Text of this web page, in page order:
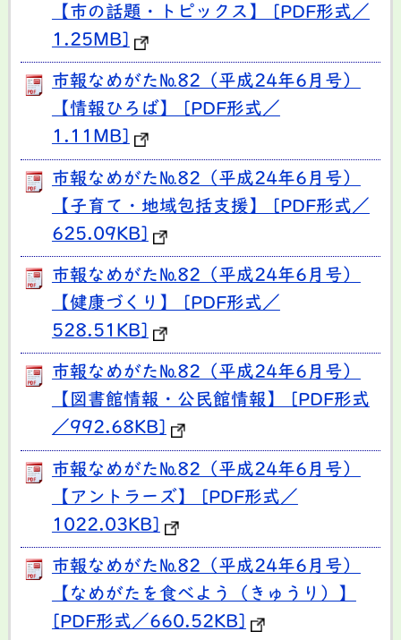
【市の話題・トピックス】 [PDF形式／
1.25MB]
市報なめがた№82（平成24年6月号）
【情報ひろば】 [PDF形式／
1.11MB]
市報なめがた№82（平成24年6月号）
【子育て・地域包括支援】 [PDF形式／
625.09KB]
市報なめがた№82（平成24年6月号）
【健康づくり】 [PDF形式／
528.51KB]
市報なめがた№82（平成24年6月号）
【図書館情報・公民館情報】 [PDF形式
／992.68KB]
市報なめがた№82（平成24年6月号）
【アントラーズ】 [PDF形式／
1022.03KB]
市報なめがた№82（平成24年6月号）
【なめがたを食べよう（きゅうり）】
[PDF形式／660.52KB]